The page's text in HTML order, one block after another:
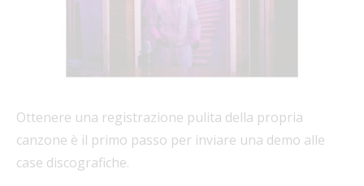
Ottenere una registrazione pulita della propria
canzone è il primo passo per inviare una demo alle
case discografiche.